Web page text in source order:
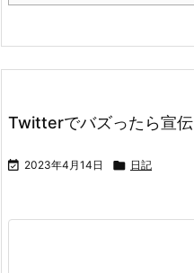
Twitterでバズったら宣伝
 2023年4月14日  日記